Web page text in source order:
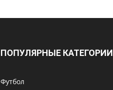
ПОПУЛЯРНЫЕ КАТЕГОРИИ
Футбол